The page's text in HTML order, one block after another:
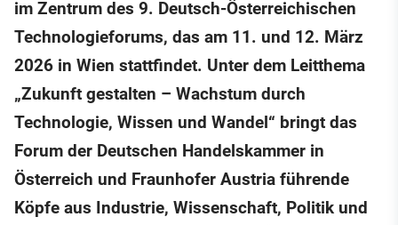
im Zentrum des 9. Deutsch-Österreichischen
Technologieforums, das am 11. und 12. März
2026 in Wien stattfindet. Unter dem Leitthema
„Zukunft gestalten – Wachstum durch
Technologie, Wissen und Wandel“ bringt das
Forum der Deutschen Handelskammer in
Österreich und Fraunhofer Austria führende
Köpfe aus Industrie, Wissenschaft, Politik und